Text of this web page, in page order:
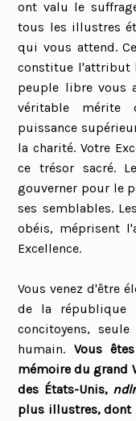
ont valu le
tous les illustres
qui vous attend.
constitue l'attribut
peuple libre vous
véritable mérite
puissance
la charité. Votre
ce trésor sacré.
gouverner pour le
ses semblables.
obéis, méprisent
Excellence.
Vous venez d'être
de la république
concitoyens,
humain. Vous
mémoire du grand
des États-Unis,ndlr
plus illustres, dont